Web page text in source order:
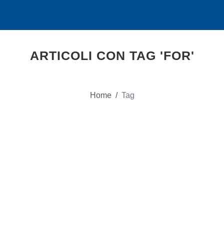
ARTICOLI CON TAG 'FOR'
Home / Tag